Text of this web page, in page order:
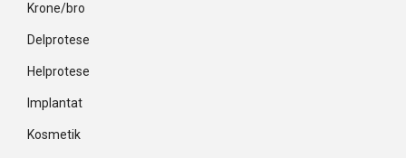
Krone/bro
Delprotese
Helprotese
Implantat
Kosmetik